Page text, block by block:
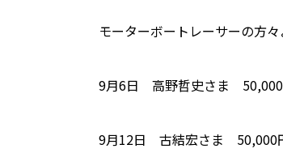
モーターボートレーサーの方
9月6日 高野哲史さま 50,000
9月12日 古結宏さま 50,000